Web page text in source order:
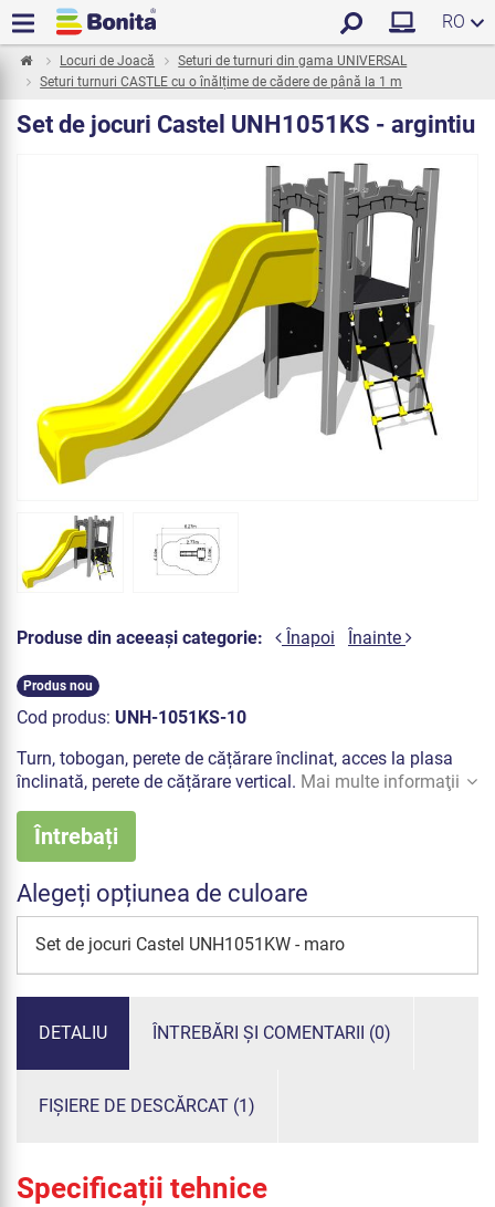
RO
Locuri de Joacă
Seturi de turnuri din gama UNIVERSAL
Seturi turnuri CASTLE cu o înălțime de cădere de până la 1 m
Set de jocuri Castel UNH1051KS - argintiu
Produse din aceeași categorie: Înapoi Înainte
Produs nou
Cod produs: UNH-1051KS-10
Turn, tobogan, perete de cățărare înclinat, acces la plasa
înclinată, perete de cățărare vertical. Mai multe informaţii
Întrebați
Alegeți opțiunea de culoare
Set de jocuri Castel UNH1051KW - maro
DETALIU ÎNTREBĂRI ȘI COMENTARII (0)
FIȘIERE DE DESCĂRCAT (1)
Specificații tehnice